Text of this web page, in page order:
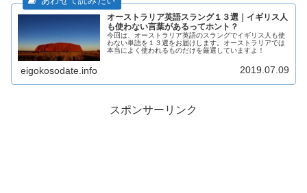
オーストラリア英語スラング１３選｜イギリス人
も使わない言葉があるってホント？
今回は、オーストラリア英語のスラングでイギリス人も使
わない単語を１３選をお届けします。オーストラリアでは
本当によく使われるものだけを厳選していますよ！
eigokosodate.info 2019.07.09
スポンサーリンク